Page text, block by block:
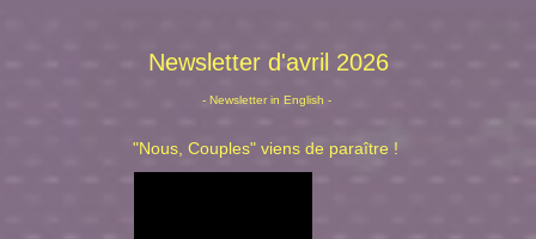
Newsletter d'avril 2026
- Newsletter in English -
"Nous, Couples" viens de paraître !